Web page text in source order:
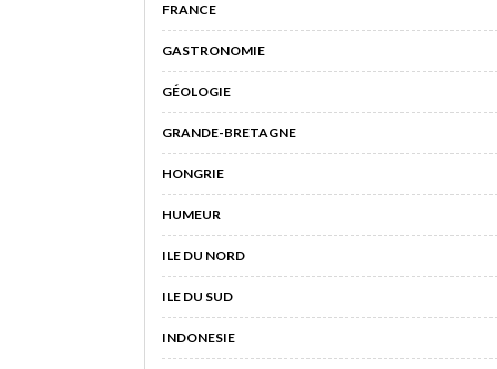
FRANCE
GASTRONOMIE
GÉOLOGIE
GRANDE-BRETAGNE
HONGRIE
HUMEUR
ILE DU NORD
ILE DU SUD
INDONESIE